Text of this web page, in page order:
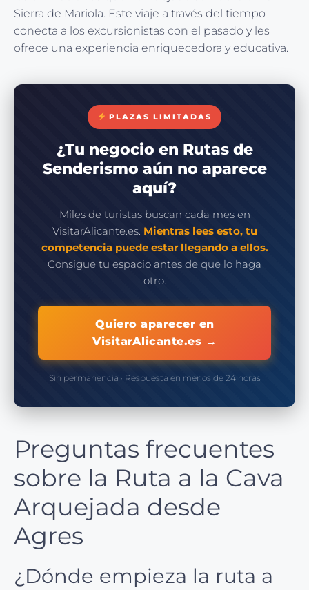
Sierra de Mariola. Este viaje a través del tiempo
conecta a los excursionistas con el pasado y les
ofrece una experiencia enriquecedora y educativa.
PLAZAS LIMITADAS
¿Tu negocio en Rutas de
Senderismo aún no aparece
aquí?
Miles de turistas buscan cada mes en
VisitarAlicante.es. Mientras lees esto, tu
competencia puede estar llegando a ellos.
Consigue tu espacio antes de que lo haga
otro.
Quiero aparecer en
VisitarAlicante.es →
Sin permanencia · Respuesta en menos de 24 horas
Preguntas frecuentes
sobre la Ruta a la Cava
Arquejada desde
Agres
¿Dónde empieza la ruta a